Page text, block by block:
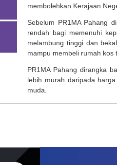
membolehkan Kerajaan
Sebelum PR1MA Pahang
rendah bagi memenuhi
melambung tinggi dan
mampu membeli rumah kos
PR1MA Pahang dirangka
lebih murah daripada
muda.